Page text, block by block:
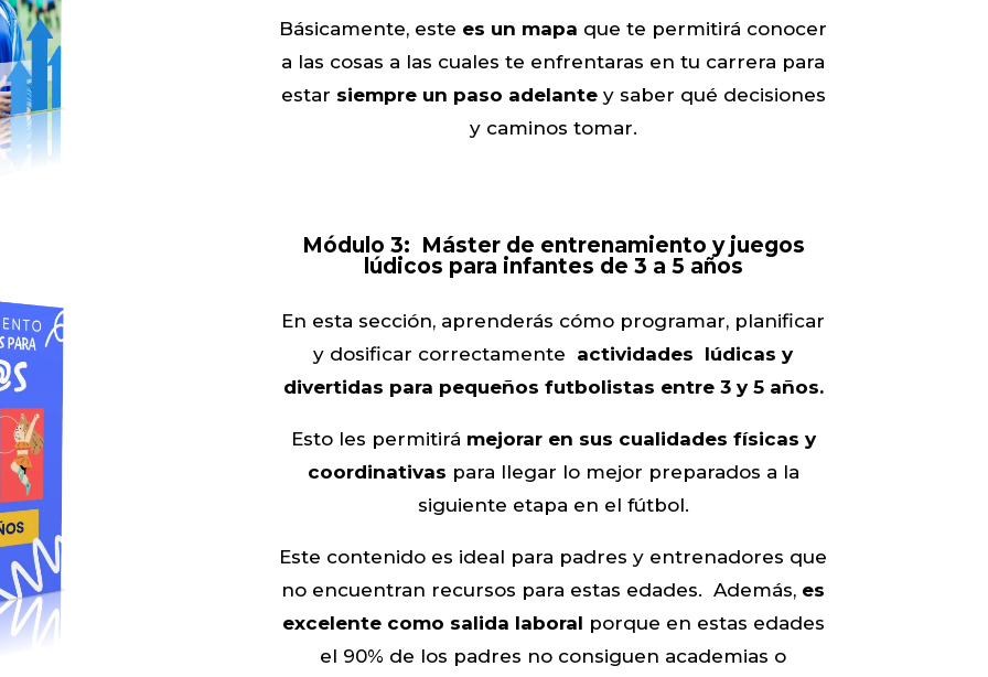
Básicamente, este es un mapa que te permitirá conocer
a las cosas a las cuales te enfrentaras en tu carrera para
estar siempre un paso adelantey saber qué decisiones
y caminos tomar.
Módulo 3: Máster de entrenamiento y juegos
lúdicos para infantes de 3 a 5 años
En esta sección, aprenderás cómo programar, planificar
y dosificar correctamente actividades lúdicas y
divertidas para pequeños futbolistas entre 3 y 5 años.
Esto les permitirá mejorar en sus cualidades físicas y
coordinativas para llegar lo mejor preparados a la
siguiente etapa en el fútbol.
Este contenido es ideal para padres y entrenadores que
no encuentran recursos para estas edades. Además, es
excelente como salida laboral porque en estas edades
el 90% de los padres no consiguen academias o